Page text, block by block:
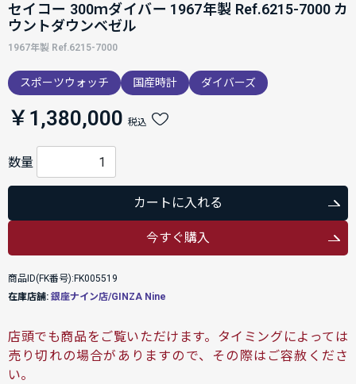
セイコー 300ｍダイバー 1967年製 Ref.6215-7000 カ
ウントダウンベゼル
1967年製 Ref.6215-7000
スポーツウォッチ 国産時計 ダイバーズ
￥1,380,000 税込
数量
カートに入れる
今すぐ購入
商品ID(FK番号):FK005519
在庫店舗: 銀座ナイン店/GINZA Nine
店頭でも商品をご覧いただけます。タイミングによっては
売り切れの場合がありますので、その際はご容赦くださ
い。